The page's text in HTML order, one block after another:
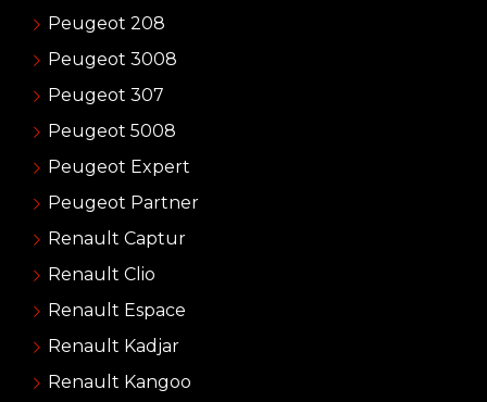
Peugeot 208
Peugeot 3008
Peugeot 307
Peugeot 5008
Peugeot Expert
Peugeot Partner
Renault Captur
Renault Clio
Renault Espace
Renault Kadjar
Renault Kangoo